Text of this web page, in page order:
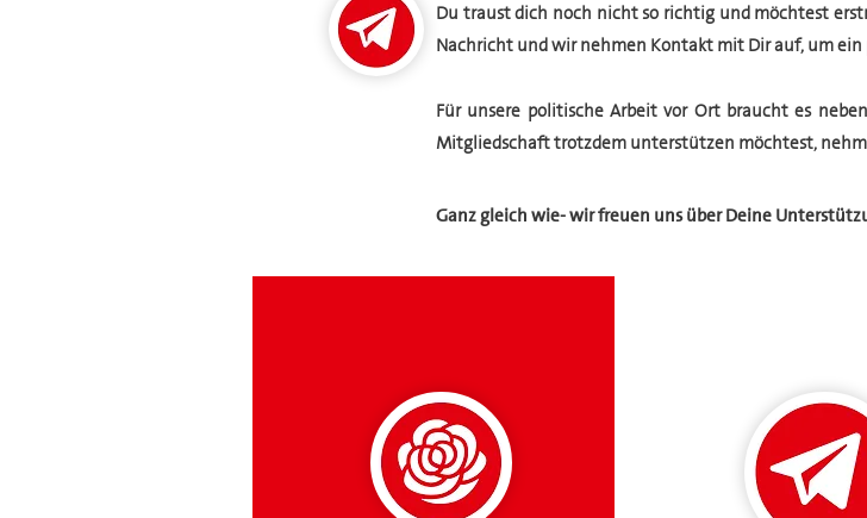
Du traust dich noch nicht so richtig und möchtest
Nachricht und wir nehmen Kontakt mit Dir auf, um ein
Für unsere politische Arbeit vor Ort braucht es
Mitgliedschaft trotzdem unterstützen möchtest,
Ganz gleich wie- wir freuen uns über Deine